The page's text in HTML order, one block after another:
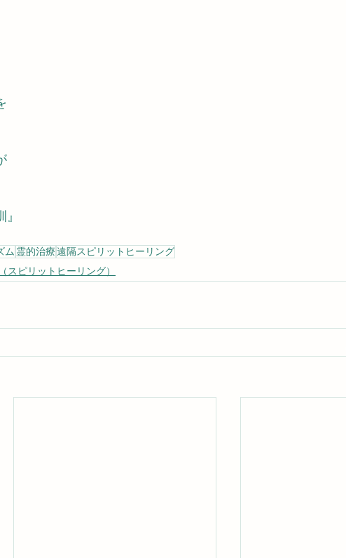
ム 霊的治療遠隔スピリットヒーリング
スピリットヒーリング）